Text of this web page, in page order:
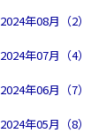
2024年08月（2）
2024年07月（4）
2024年06月（7）
2024年05月（8）